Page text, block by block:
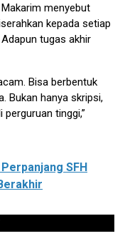
menyebut
kepada setiap
tugas akhir
Bisa berbentuk
Bukan hanya skripsi,
tinggi,”
SFH